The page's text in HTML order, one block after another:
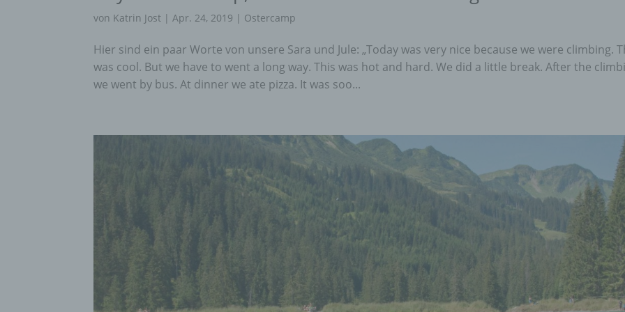
von Katrin Jost |Apr. 24, 2019 | Ostercamp
Hier sind ein paar Worte von unsere Sara und Jule: „Today was very nice because we were climbing.
was cool. But we have to went a long way. This was hot and hard. We did a little break. After the
we went by bus. At dinner we ate pizza. It was soo...
einzuschränken.
e) Profiling
werden, um bestimmte persönliche Aspekte, die sich auf eine
Person beziehen, zu bewerten, insbesondere, um Aspekte bezüglich
Arbeitsleistung, wirtschaftlicher Lage, Gesundheit, persönlicher
Interessen, Zuverlässigkeit, Verhalten, Aufenthaltsort oder
dieser natürlichen Person zu analysieren oder vorherzusagen.
f) Pseudonymisierung
Pseudonymisierung ist die Verarbeitung personenbezogener Daten in
einer Weise, auf welche die personenbezogenen Daten ohne
Hinzuziehung zusätzlicher Informationen nicht mehr einer
betroffenen Person zugeordnet werden können, sofern diese